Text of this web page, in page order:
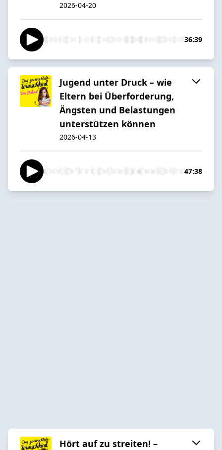
2026-04-20
36:39
Jugend unter Druck – wie
Eltern bei Überforderung,
Ängsten und Belastungen
unterstützen können
2026-04-13
47:38
Hört auf zu streiten! –